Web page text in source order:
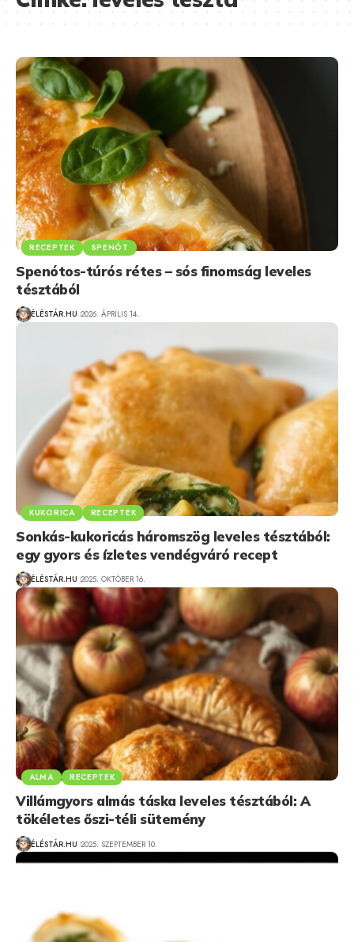
RECEPTEK SPENÓT
Spenótos-túrós rétes – sós finomság leveles
tésztából
ÉLÉSTÁR.HU 2026. ÁPRILIS 14.
KUKORICA RECEPTEK
Sonkás-kukoricás háromszög leveles tésztából:
egy gyors és ízletes vendégváró recept
ÉLÉSTÁR.HU 2025. OKTÓBER 16.
ALMA RECEPTEK
Villámgyors almás táska leveles tésztából: A
tökéletes őszi-téli sütemény
ÉLÉSTÁR.HU 2025. SZEPTEMBER 10.